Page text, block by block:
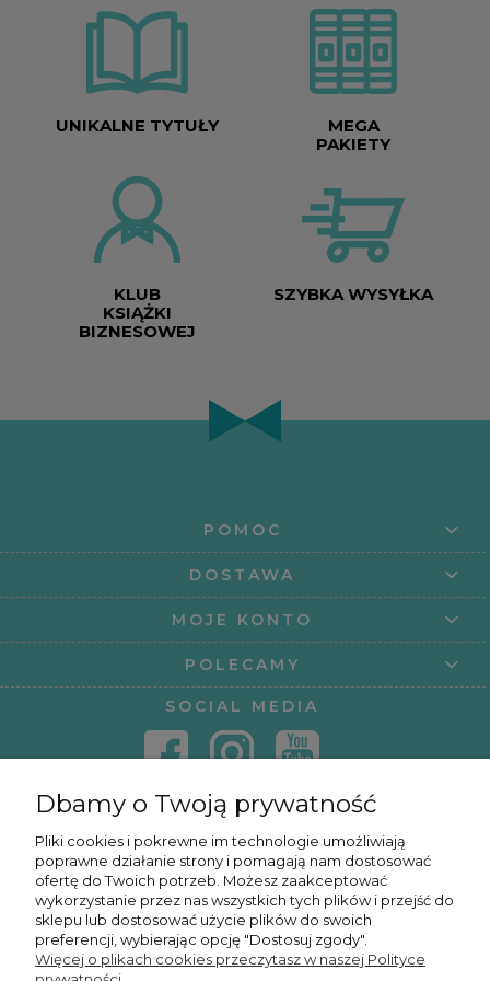
UNIKALNE TYTUŁY
MEGA
PAKIETY
KLUB
KSIĄŻKI
BIZNESOWEJ
SZYBKA WYSYŁKA
POMOC
DOSTAWA
MOJE KONTO
POLECAMY
SOCIAL MEDIA
KURSY ONLINE
OSMPOWER SP. Z O.O.
Dbamy o Twoją prywatność
Pliki cookies i pokrewne im technologie umożliwiają
poprawne działanie strony i pomagają nam dostosować
ofertę do Twoich potrzeb. Możesz zaakceptować
wykorzystanie przez nas wszystkich tych plików i przejść do
sklepu lub dostosować użycie plików do swoich
preferencji, wybierając opcję "Dostosuj zgody".
Więcej o plikach cookies przeczytasz w naszej Polityce